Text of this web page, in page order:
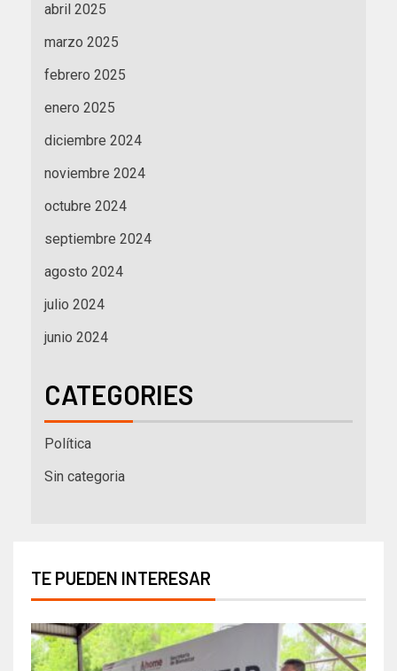
abril 2025
marzo 2025
febrero 2025
enero 2025
diciembre 2024
noviembre 2024
octubre 2024
septiembre 2024
agosto 2024
julio 2024
junio 2024
CATEGORIES
Política
Sin categoria
TE PUEDEN INTERESAR